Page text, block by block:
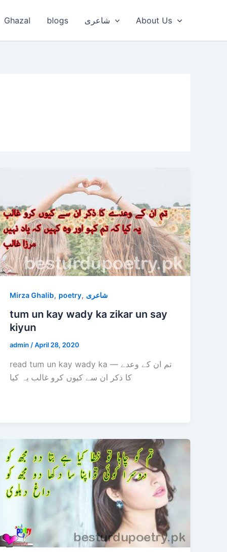
Ghazal blogs شاعری About Us
Mirza Ghalib, poetry, شاعری
tum un kay wady ka zikar un say
kiyun
admin/April 28, 2020
read tum un kay wady ka — تم ان کے وعدے
کا ذکر ان سے کیوں کرو غالب یہ کیا